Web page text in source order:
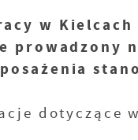
w
prowadzony
dotyczące